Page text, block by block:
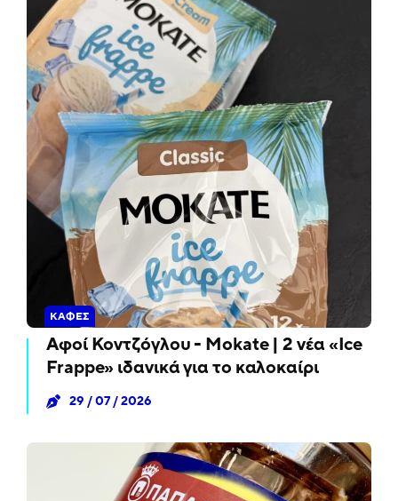
ΚΑΦΈΣ
Αφοί Κοντζόγλου - Mokate | 2 νέα «Ice
Frappe» ιδανικά για το καλοκαίρι
29 / 07 / 2026